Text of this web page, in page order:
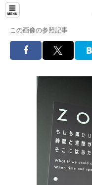
この画像の参照記事